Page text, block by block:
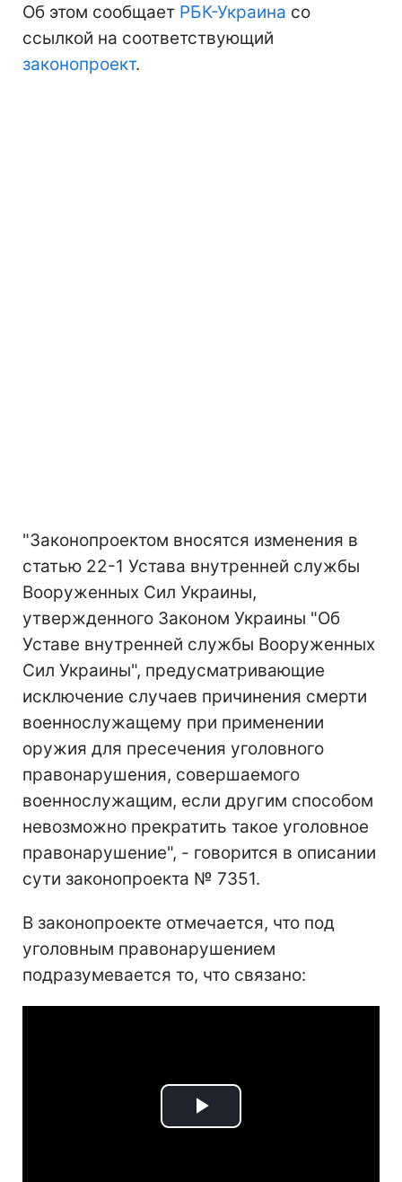
Об этом сообщает РБК-Украина со
ссылкой на соответствующий
законопроект.
"Законопроектом вносятся изменения в
статью 22-1 Устава внутренней службы
Вооруженных Сил Украины,
утвержденного Законом Украины "Об
Уставе внутренней службы Вооруженных
Сил Украины", предусматривающие
исключение случаев причинения смерти
военнослужащему при применении
оружия для пресечения уголовного
правонарушения, совершаемого
военнослужащим, если другим способом
невозможно прекратить такое уголовное
правонарушение", - говорится в описании
сути законопроекта № 7351.
В законопроекте отмечается, что под
уголовным правонарушением
подразумевается то, что связано:
Play